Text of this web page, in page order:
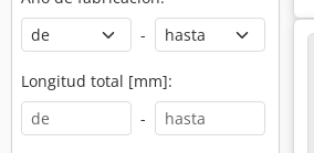
-
Longitud total [mm]:
-